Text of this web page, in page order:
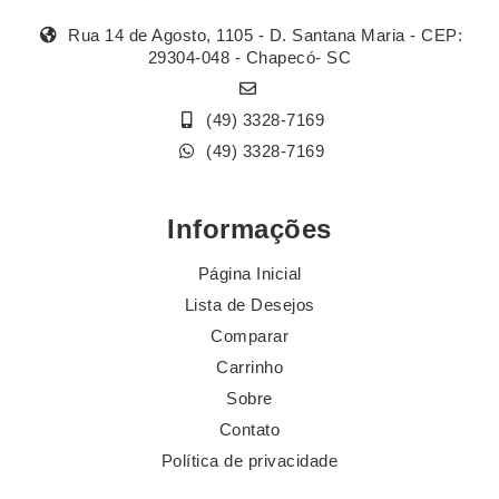
Rua 14 de Agosto, 1105 - D. Santana Maria - CEP:
29304-048 - Chapecó- SC
(49) 3328-7169
(49) 3328-7169
Informações
Página Inicial
Lista de Desejos
Comparar
Carrinho
Sobre
Contato
Política de privacidade